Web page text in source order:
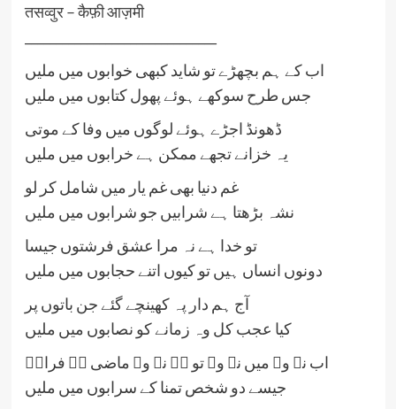
तसव्वुर – कैफ़ी आज़मी
اب کے ہم بچھڑے تو شاید کبھی خوابوں میں ملیں
جس طرح سوکھے ہوئے پھول کتابوں میں ملیں
ڈھونڈ اجڑے ہوئے لوگوں میں وفا کے موتی
یہ خزانے تجھے ممکن ہے خرابوں میں ملیں
غم دنیا بھی غم یار میں شامل کر لو
نشہ بڑھتا ہے شرابیں جو شرابوں میں ملیں
تو خدا ہے نہ مرا عشق فرشتوں جیسا
دونوں انساں ہیں تو کیوں اتنے حجابوں میں ملیں
آج ہم دار پہ کھینچے گئے جن باتوں پر
کیا عجب کل وہ زمانے کو نصابوں میں ملیں
اب نہ وہ میں نہ وہ تو ہے نہ وہ ماضی ہے فرازؔ
جیسے دو شخص تمنا کے سرابوں میں ملیں